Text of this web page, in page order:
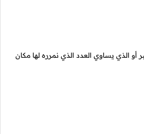
أو الذي يساوي العدد الذي نمرره لها مكان